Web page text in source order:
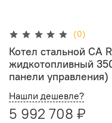
(0)
Котел стальной CA
жидкотопливный
панели управления)
Нашли дешевле?
5 992 708 ₽